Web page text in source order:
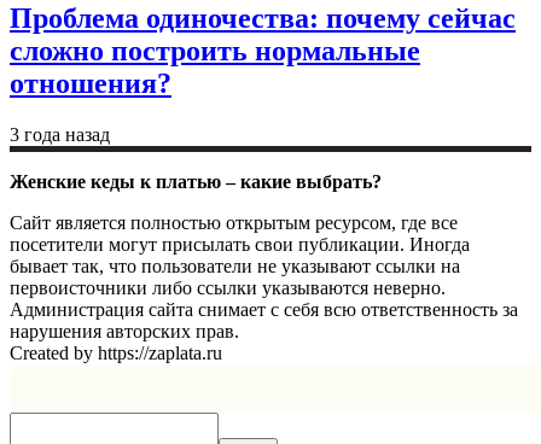
Проблема одиночества: почему сейчас
сложно построить нормальные
отношения?
3 года назад
Женские кеды к платью – какие выбрать?
Сайт является полностью открытым ресурсом, где все
посетители могут присылать свои публикации. Иногда
бывает так, что пользователи не указывают ссылки на
первоисточники либо ссылки указываются неверно.
Администрация сайта снимает с себя всю ответственность за
нарушения авторских прав.
Created by https://zaplata.ru